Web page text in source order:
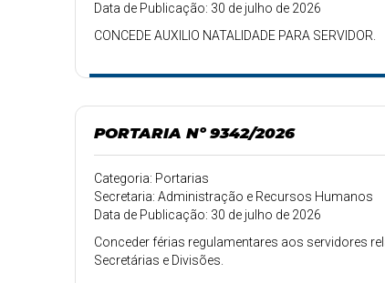
Data de Publicação: 30 de julho de 2026
CONCEDE AUXILIO NATALIDADE PARA SERVIDOR.
PORTARIA Nº 9342/2026
Categoria: Portarias
Secretaria: Administração e Recursos Humanos
Data de Publicação: 30 de julho de 2026
Conceder férias regulamentares aos servidores
Secretárias e Divisões.